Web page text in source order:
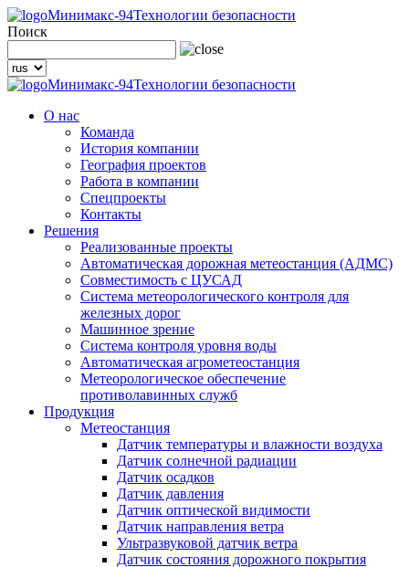
Минимакс-94Технологии безопасности
Поиск
Минимакс-94Технологии безопасности
О нас
Команда
История компании
География проектов
Работа в компании
Спецпроекты
Контакты
Решения
Реализованные проекты
Автоматическая дорожная метеостанция (АДМС)
Совместимость с ЦУСАД
Система метеорологического контроля для
железных дорог
Машинное зрение
Система контроля уровня воды
Автоматическая агрометеостанция
Метеорологическое обеспечение
противолавинных служб
Продукция
Метеостанция
Датчик температуры и влажности воздуха
Датчик солнечной радиации
Датчик осадков
Датчик давления
Датчик оптической видимости
Датчик направления ветра
Ультразвуковой датчик ветра
Датчик состояния дорожного покрытия